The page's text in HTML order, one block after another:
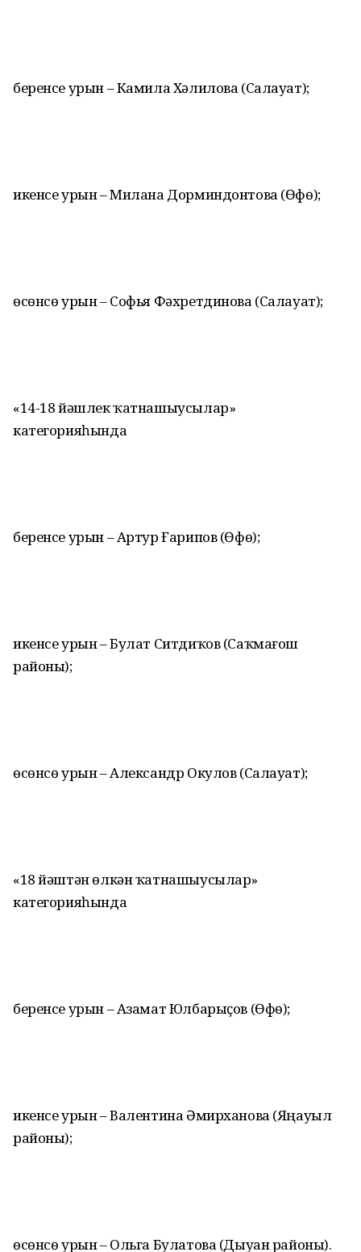
беренсе урын – Камила Хәлилова (Салауат);
икенсе урын – Милана Дорминдонтова (Өфө);
өсөнсө урын – Софья Фәхретдинова (Салауат);
«14-18 йәшлек ҡатнашыусылар»
категорияһында
беренсе урын – Артур Ғарипов (Өфө);
икенсе урын – Булат Ситдиҡов (Саҡмағош
районы);
өсөнсө урын – Александр Окулов (Салауат);
«18 йәштән өлкән ҡатнашыусылар»
категорияһында
беренсе урын – Азамат Юлбарыҫов (Өфө);
икенсе урын – Валентина Әмирханова (Яңауыл
районы);
өсөнсө урын – Ольга Булатова (Дыуан районы).